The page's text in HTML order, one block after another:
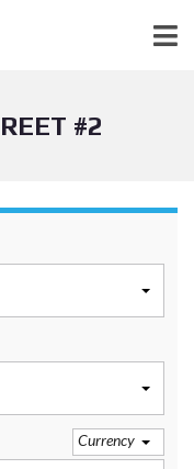
#2
Currency